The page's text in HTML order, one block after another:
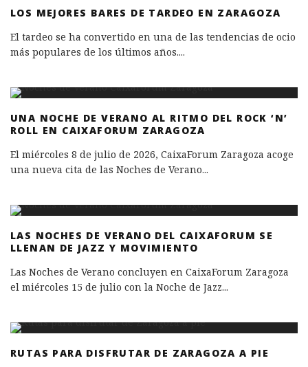
LOS MEJORES BARES DE TARDEO EN ZARAGOZA
El tardeo se ha convertido en una de las tendencias de ocio
más populares de los últimos años....
UNA NOCHE DE VERANO AL RITMO DEL ROCK ‘N’
ROLL EN CAIXAFORUM ZARAGOZA
El miércoles 8 de julio de 2026, CaixaForum Zaragoza acoge
una nueva cita de las Noches de Verano...
LAS NOCHES DE VERANO DEL CAIXAFORUM SE
LLENAN DE JAZZ Y MOVIMIENTO
Las Noches de Verano concluyen en CaixaForum Zaragoza
el miércoles 15 de julio con la Noche de Jazz...
RUTAS PARA DISFRUTAR DE ZARAGOZA A PIE